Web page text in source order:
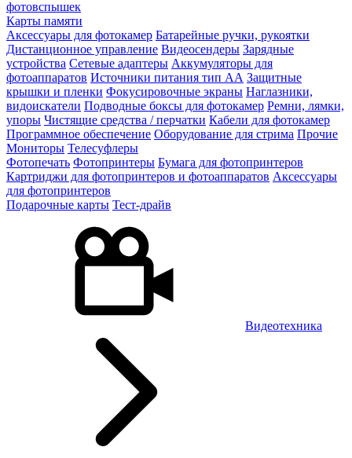
фотовспышек
Карты памяти
Аксессуары для фотокамер Батарейные ручки, рукоятки
Дистанционное управление Видеосендеры Зарядные
устройства Сетевые адаптеры Аккумуляторы для
фотоаппаратов Источники питания тип АА Защитные
крышки и пленки Фокусировочные экраны Наглазники,
видоискатели Подводные боксы для фотокамер Ремни, лямки,
упоры Чистящие средства / перчатки Кабели для фотокамер
Программное обеспечение Оборудование для стрима Прочие
Мониторы Телесуфлеры
Фотопечать Фотопринтеры Бумага для фотопринтеров
Картриджи для фотопринтеров и фотоаппаратов Аксессуары
для фотопринтеров
Подарочные карты Тест-драйв
Видеотехника